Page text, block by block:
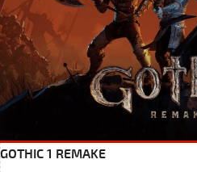
GOTHIC 1 REMAKE